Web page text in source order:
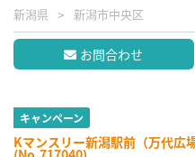
新潟県 新潟市中央区
お問合わせ
キャンペーン
Kマンスリー新潟駅前（万代広